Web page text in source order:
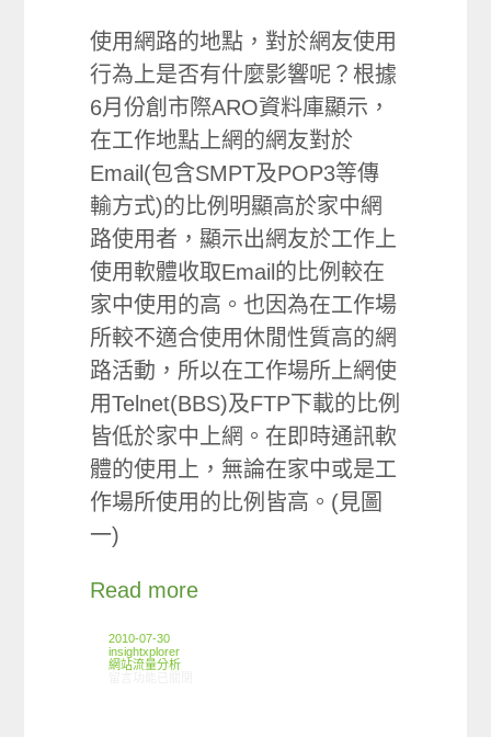
使用網路的地點，對於網友使用
行為上是否有什麼影響呢？根據
6月份創市際ARO資料庫顯示，
在工作地點上網的網友對於
Email(包含SMPT及POP3等傳
輸方式)的比例明顯高於家中網
路使用者，顯示出網友於工作上
使用軟體收取Email的比例較在
家中使用的高。也因為在工作場
所較不適合使用休閒性質高的網
路活動，所以在工作場所上網使
用Telnet(BBS)及FTP下載的比例
皆低於家中上網。在即時通訊軟
體的使用上，無論在家中或是工
作場所使用的比例皆高。(見圖
一)
Read more
2010-07-30
insightxplorer
網站流量分析